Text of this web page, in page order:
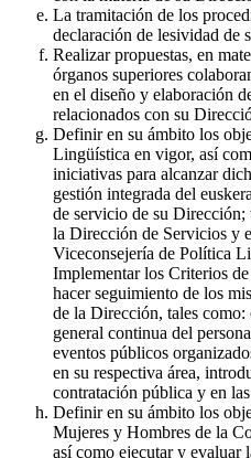
La tramitación de los
declaración de lesividad de
Realizar propuestas, en
órganos superiores
en el diseño y elaboración
relacionados con su
Definir en su ámbito los
Lingüística en vigor, así
iniciativas para alcanzar
gestión integrada del
de servicio de su
la Dirección de Servicios y
Viceconsejería de Política
Implementar los Criterios
hacer seguimiento de los
de la Dirección, tales
general continua del
eventos públicos
en su respectiva área,
contratación pública y en
Definir en su ámbito los
Mujeres y Hombres de la
así como ejecutar y evaluar